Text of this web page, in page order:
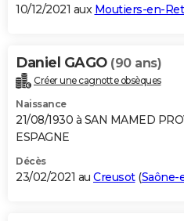
10/12/2021 aux Moutiers-en-
Daniel GAGO (90 ans)
Créer une cagnotte obsèques
Naissance
21/08/1930 à SAN MAMED
ESPAGNE
Décès
23/02/2021 au Creusot(Saône-